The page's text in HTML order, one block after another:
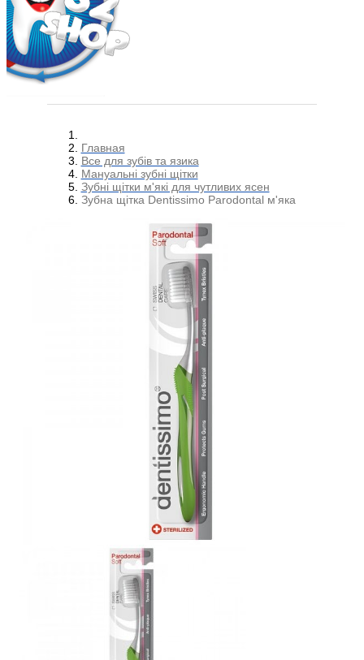
Главная
Все для зубів та язика
Мануальні зубні щітки
Зубні щітки м'які для чутливих ясен
Зубна щітка Dentissimo Parodontal м'яка